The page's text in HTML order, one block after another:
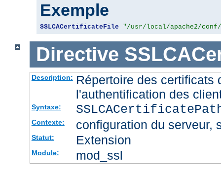
Exemple
SSLCACertificateFile "/usr/local/apache2/
Directive
Description: Répertoire des certificats
l'authentification des
Syntaxe:
Contexte: configuration du serveur,
Statut: Extension
Module: mod_ssl